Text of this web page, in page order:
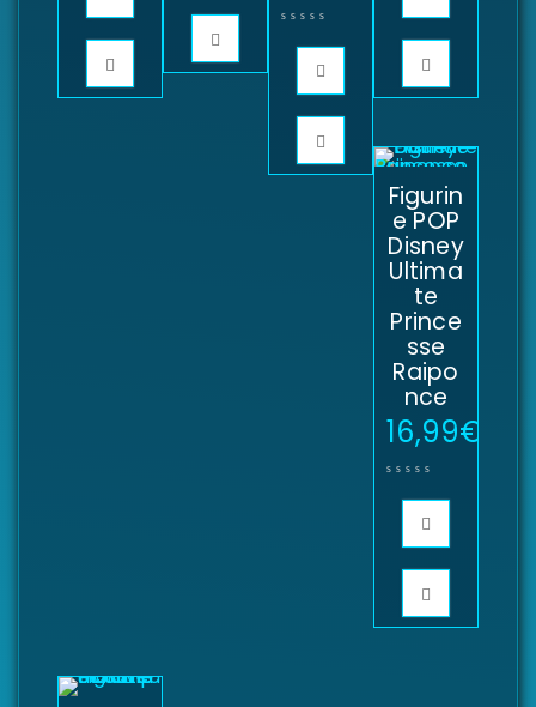
Figurin
e POP
Disney
Ultima
te
Prince
sse
Raipo
nce
16,99€